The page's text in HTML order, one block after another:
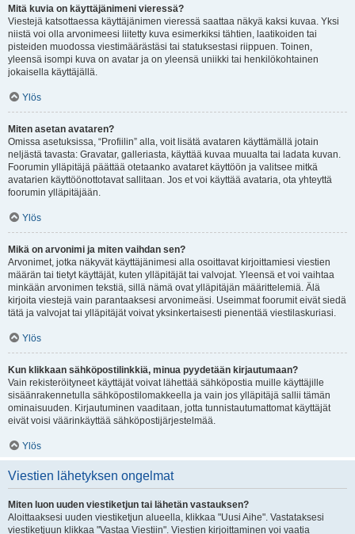
Mitä kuvia on käyttäjänimeni vieressä?
Viestejä katsottaessa käyttäjänimen vieressä saattaa näkyä kaksi kuvaa. Yksi
niistä voi olla arvonimeesi liitetty kuva esimerkiksi tähtien, laatikoiden tai
pisteiden muodossa viestimäärästäsi tai statuksestasi riippuen. Toinen,
yleensä isompi kuva on avatar ja on yleensä uniikki tai henkilökohtainen
jokaisella käyttäjällä.
Ylös
Miten asetan avataren?
Omissa asetuksissa, “Profiilin” alla, voit lisätä avataren käyttämällä jotain
neljästä tavasta: Gravatar, galleriasta, käyttää kuvaa muualta tai ladata kuvan.
Foorumin ylläpitäjä päättää otetaanko avataret käyttöön ja valitsee mitkä
avatarien käyttöönottotavat sallitaan. Jos et voi käyttää avataria, ota yhteyttä
foorumin ylläpitäjään.
Ylös
Mikä on arvonimi ja miten vaihdan sen?
Arvonimet, jotka näkyvät käyttäjänimesi alla osoittavat kirjoittamiesi viestien
määrän tai tietyt käyttäjät, kuten ylläpitäjät tai valvojat. Yleensä et voi vaihtaa
minkään arvonimen tekstiä, sillä nämä ovat ylläpitäjän määrittelemiä. Älä
kirjoita viestejä vain parantaaksesi arvonimeäsi. Useimmat foorumit eivät siedä
tätä ja valvojat tai ylläpitäjät voivat yksinkertaisesti pienentää viestilaskuriasi.
Ylös
Kun klikkaan sähköpostilinkkiä, minua pyydetään kirjautumaan?
Vain rekisteröityneet käyttäjät voivat lähettää sähköpostia muille käyttäjille
sisäänrakennetulla sähköpostilomakkeella ja vain jos ylläpitäjä sallii tämän
ominaisuuden. Kirjautuminen vaaditaan, jotta tunnistautumattomat käyttäjät
eivät voisi väärinkäyttää sähköpostijärjestelmää.
Ylös
Viestien lähetyksen ongelmat
Miten luon uuden viestiketjun tai lähetän vastauksen?
Aloittaaksesi uuden viestiketjun alueella, klikkaa "Uusi Aihe". Vastataksesi
viestiketjuun klikkaa "Vastaa Viestiin". Viestien kirjoittaminen voi vaatia